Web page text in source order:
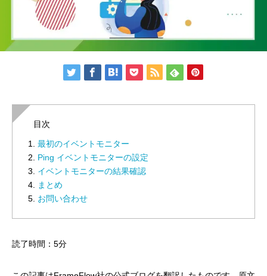
目次
最初のイベントモニター
Ping イベントモニターの設定
イベントモニターの結果確認
まとめ
お問い合わせ
読了時間：5分